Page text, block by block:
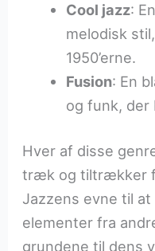
Cool jazz:
melodisk
1950’erne.
Fusion: En
og funk, der
Hver af disse
træk og tiltrækker
Jazzens evne til
elementer fra
grundene til dens